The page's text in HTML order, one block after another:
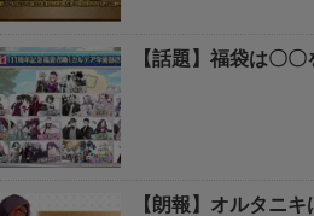
【話題】福袋は〇
【朗報】オルタニ